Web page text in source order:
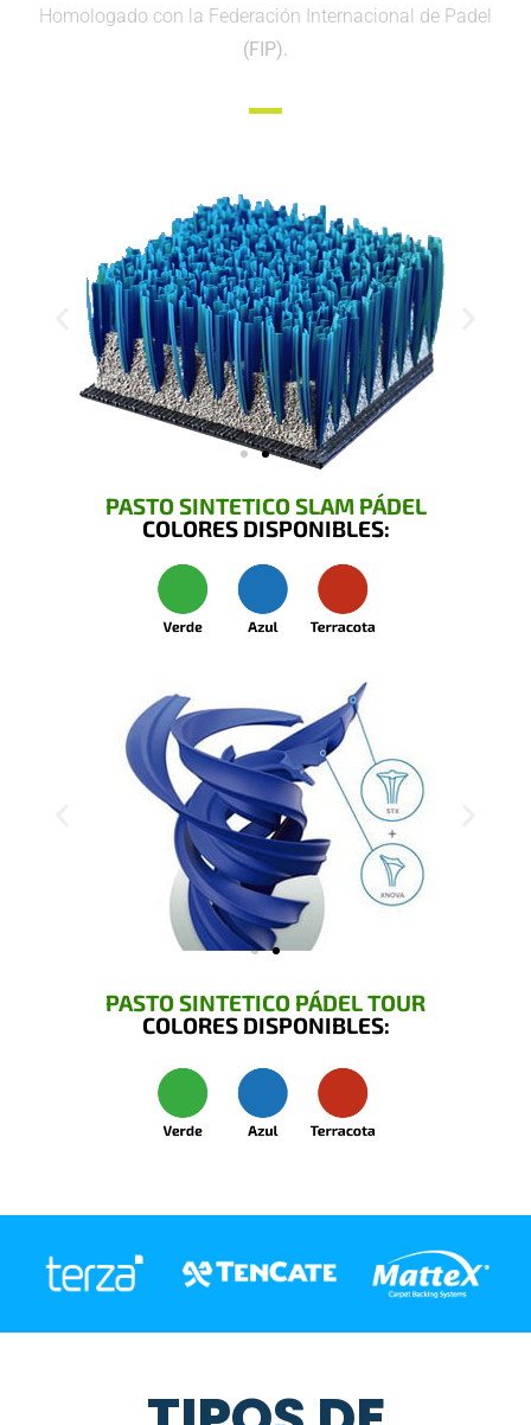
Homologado con la Federación Internacional de Padel
(FIP).
PASTO SINTETICO SLAM PÁDEL
COLORES DISPONIBLES:
PASTO SINTETICO PÁDEL TOUR
COLORES DISPONIBLES: